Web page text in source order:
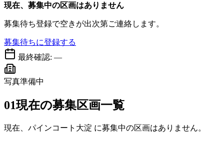
現在、募集中の区画はありません
募集待ち登録で空きが出次第ご連絡します。
募集待ちに登録する
最終確認: —
写真準備中
01現在の募集区画一覧
現在、 パインコート大淀 に募集中の区画はありません。